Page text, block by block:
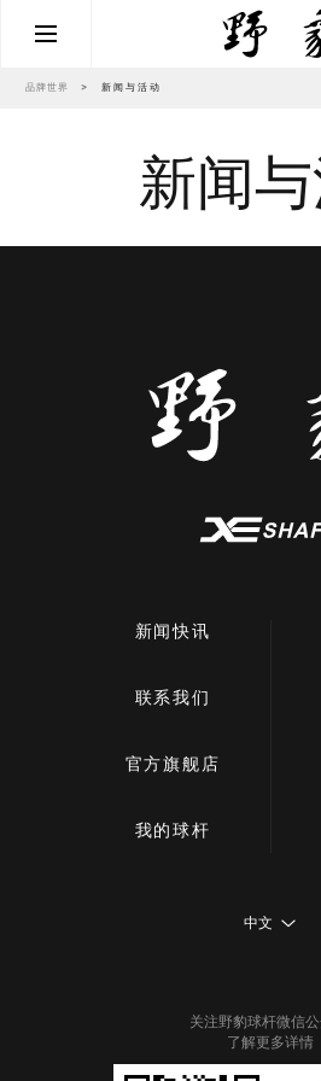
品牌世界 > 新闻与活动
新闻
新闻快讯
联系我们
官方旗舰店
我的球杆
中文
关注野豹球杆微信公
了解更多详情
见